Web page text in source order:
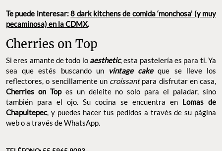
Te puede interesar:8 dark kitchens de comida ‘monchosa’ (y muy
pecaminosa) en la CDMX.
Cherries on Top
Si eres amante de todo lo aesthetic, esta pastelería es para ti. Ya
sea que estés buscando un
vintage cake que se lleve los
reflectores, o sencillamente un croissantpara disfrutar en casa,
Cherries on Topes un deleite no solo para el paladar, sino
también para el ojo. Su cocina se encuentra en Lomas de
Chapultepec, y puedes hacer tus pedidos a través de su página
web o a través de WhatsApp.